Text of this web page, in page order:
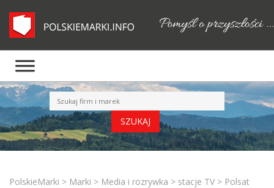
PolskieMarki > Marki > Media i rozrywka > stacje TV > Polsat